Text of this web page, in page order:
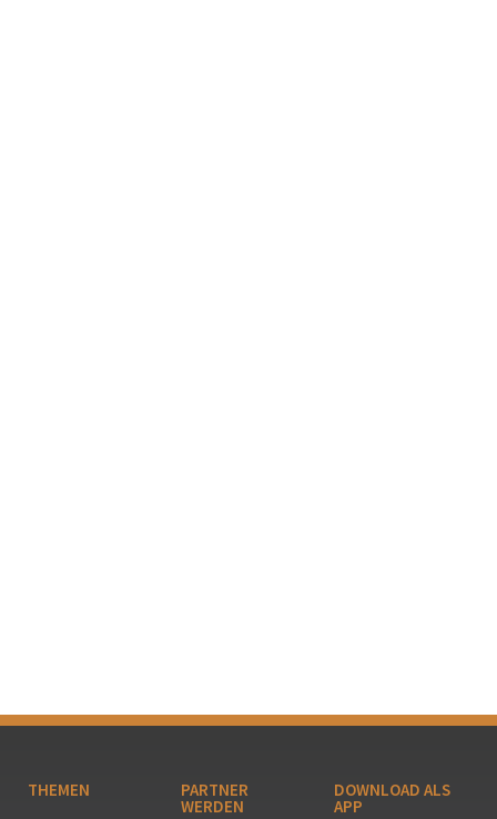
THEMEN PARTNER
WERDEN
DOWNLOAD ALS
APP